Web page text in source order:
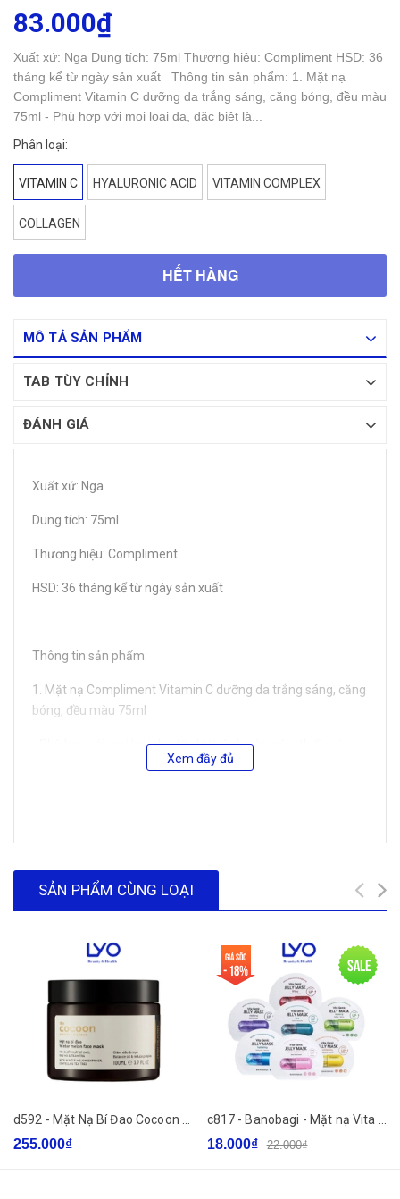
83.000₫
Xuất xứ: Nga Dung tích: 75ml Thương hiệu: Compliment HSD: 36
tháng kể từ ngày sản xuất Thông tin sản phẩm: 1. Mặt nạ
Compliment Vitamin C dưỡng da trắng sáng, căng bóng, đều màu
75ml - Phù hợp với mọi loại da, đặc biệt là...
Phân loại:
VITAMIN C HYALURONIC ACID VITAMIN COMPLEX
COLLAGEN
HẾT HÀNG
MÔ TẢ SẢN PHẨM
TAB TÙY CHỈNH
ĐÁNH GIÁ
Xuất xứ: Nga
Dung tích: 75ml
Thương hiệu: Compliment
HSD: 36 tháng kể từ ngày sản xuất
Thông tin sản phẩm:
1. Mặt nạ Compliment Vitamin C dưỡng da trắng sáng, căng
bóng, đều màu 75ml
- Phù hợp với mọi loại da, đặc biệt là da xỉn màu, thiếu sức
và dễ dung nạp, giảm nguy cơ k.ích ứng và lên mụn.
2. Mặt nạ Compliment Hyaluronic Acid cấp nước, dưỡng ẩm,
- Phù hợp với mọi loại da, da nhạy cảm, da thiếu nước, thiếu
sức sống
- Hyaluronic Acid: Thấm sâu vào da và dưỡng ẩm toàn diện,
giúp da căng bóng, khoẻ mạnh, cải thiện kết cấu da.
- Niacinamide: Làm đều màu da, làm mờ thâm đen, thâm đỏ
giảm mụn và kiểm soát bã nhờn.
Xem đầy đủ
SẢN PHẨM CÙNG LOẠI
255.000₫
Sale
Giá sốc
- 18%
18.000₫ 22.000₫